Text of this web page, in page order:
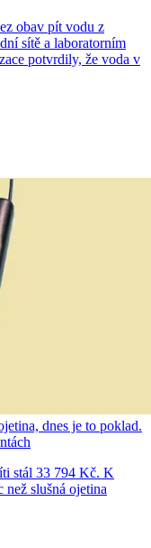
obav pít vodu z
sítě a laboratorním
potvrdily, že voda v
dnes je to poklad.
stál 33 794 Kč. K
slušná ojetina